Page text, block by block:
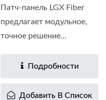
Патч-панель LGX Fiber
предлагает модульное,
точное решение...
Подробности
Добавить В Список